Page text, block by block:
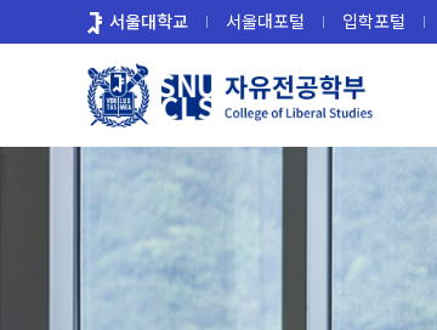
로
서울대학교 서울대포털 입학포털